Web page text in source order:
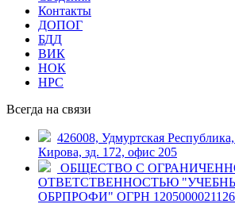
Контакты
ДОПОГ
БДД
ВИК
НОК
НРС
Всегда на связи
426008, Удмуртская
Кирова, зд. 172, офис 205
ОБЩЕСТВО С
ОТВЕТСТВЕННОСТЬЮ
ОБРПРОФИ" ОГРН